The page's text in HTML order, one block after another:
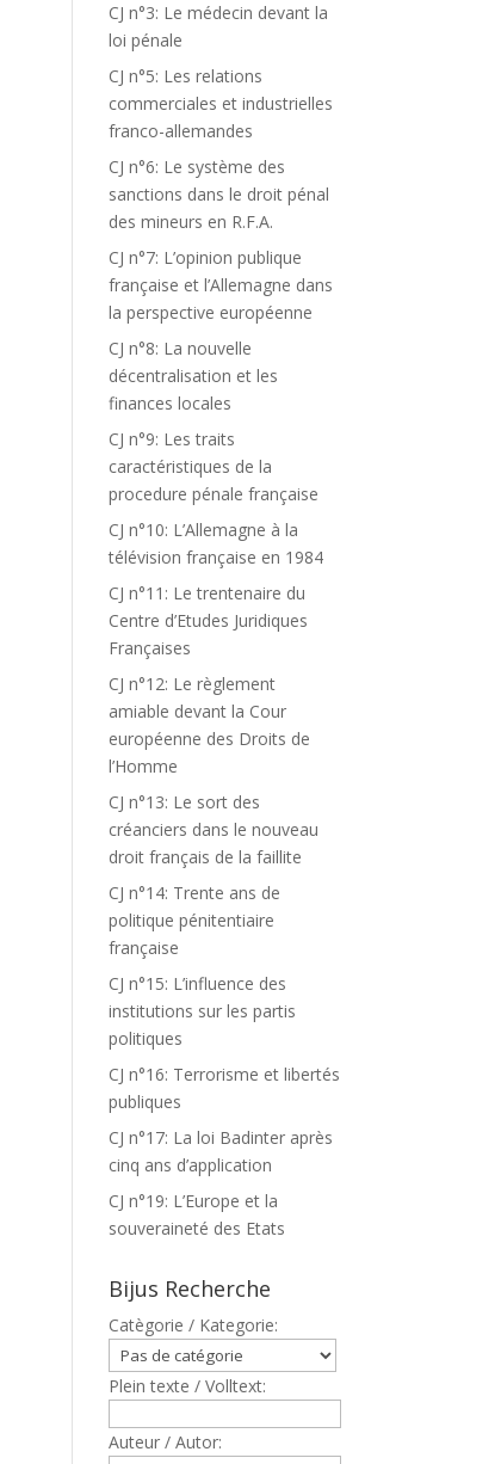
CJ n°3: Le médecin devant la
loi pénale
CJ n°5: Les relations
commerciales et industrielles
franco-allemandes
CJ n°6: Le système des
sanctions dans le droit pénal
des mineurs en R.F.A.
CJ n°7: L’opinion publique
française et l’Allemagne dans
la perspective européenne
CJ n°8: La nouvelle
décentralisation et les
finances locales
CJ n°9: Les traits
caractéristiques de la
procedure pénale française
CJ n°10: L’Allemagne à la
télévision française en 1984
CJ n°11: Le trentenaire du
Centre d’Etudes Juridiques
Françaises
CJ n°12: Le règlement
amiable devant la Cour
européenne des Droits de
l’Homme
CJ n°13: Le sort des
créanciers dans le nouveau
droit français de la faillite
CJ n°14: Trente ans de
politique pénitentiaire
française
CJ n°15: L’influence des
institutions sur les partis
politiques
CJ n°16: Terrorisme et libertés
publiques
CJ n°17: La loi Badinter après
cinq ans d’application
CJ n°19: L’Europe et la
souveraineté des Etats
Bijus Recherche
Catègorie / Kategorie:
Plein texte / Volltext:
Auteur / Autor: